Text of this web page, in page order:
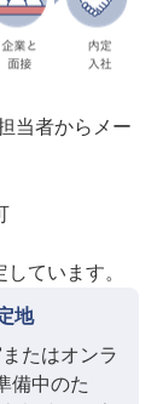
当者からメー
ています。
地
またはオンラ
備中のた